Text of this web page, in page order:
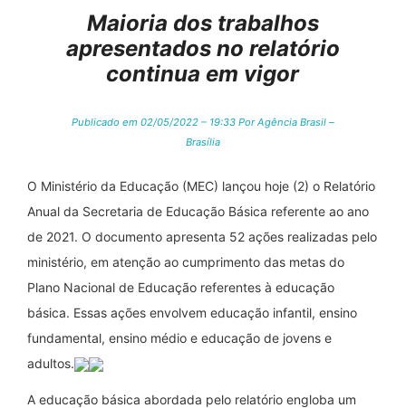
Maioria dos trabalhos
apresentados no relatório
continua em vigor
Publicado em 02/05/2022 – 19:33 Por Agência Brasil –
Brasília
O Ministério da Educação (MEC) lançou hoje (2) o Relatório
Anual da Secretaria de Educação Básica referente ao ano
de 2021. O documento apresenta 52 ações realizadas pelo
ministério, em atenção ao cumprimento das metas do
Plano Nacional de Educação referentes à educação
básica. Essas ações envolvem educação infantil, ensino
fundamental, ensino médio e educação de jovens e
adultos.
A educação básica abordada pelo relatório engloba um